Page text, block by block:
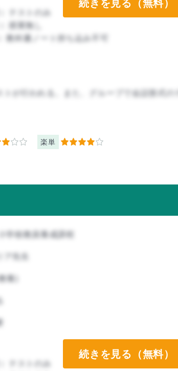
テストのみ
授業無し
教科書ノート持ち込み不可
トが行われる。また、グループで会話形式の
楽単 4
続きを見る（無料）
学校教員養成課程
養)
テストのみ
続きを見る（無料）